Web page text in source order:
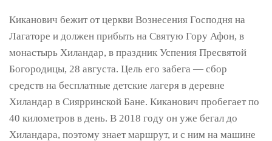
Киканович бежит от церкви Вознесения Господня на
Лагаторе и должен прибыть на Святую Гору Афон, в
монастырь Хиландар, в праздник Успения Пресвятой
Богородицы, 28 августа. Цель его забега — сбор
средств на бесплатные детские лагеря в деревне
Хиландар в Сиярринской Бане. Киканович пробегает по
40 километров в день. В 2018 году он уже бегал до
Хиландара, поэтому знает маршрут, и с ним на машине